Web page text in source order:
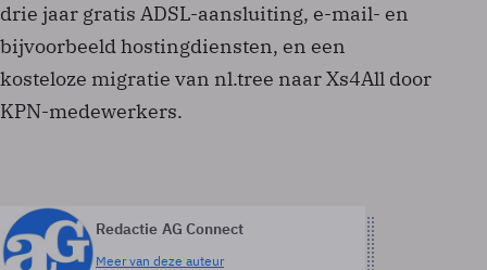
drie jaar gratis ADSL-aansluiting, e-mail- en
bijvoorbeeld hostingdiensten, en een
kosteloze migratie van nl.tree naar Xs4All door
KPN-medewerkers.
Redactie AG Connect
Meer van deze auteur